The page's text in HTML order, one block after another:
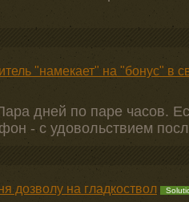
"намекает" на "бонус" в
дней по паре часов.
- с удовольствием
дозволу на гладкоствол